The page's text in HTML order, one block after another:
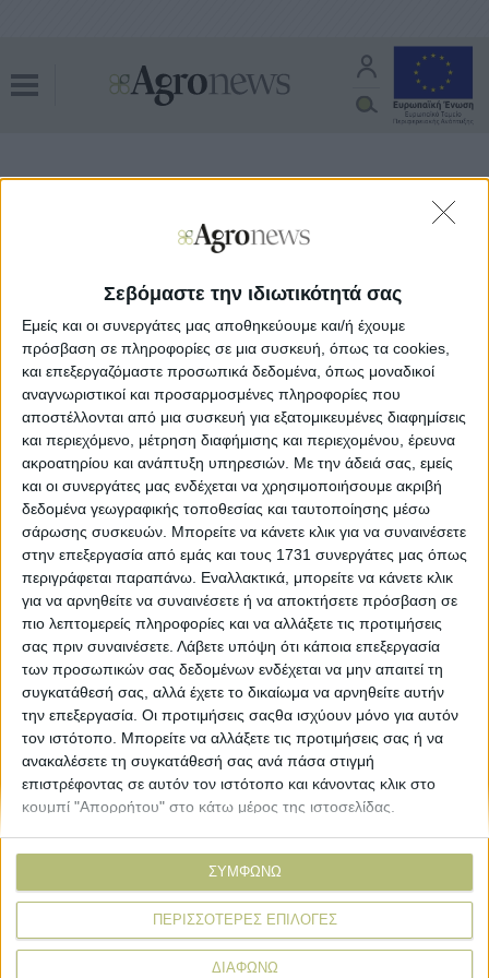
Σεβόμαστε την ιδιωτικότητά σας
Εμείς και οι συνεργάτες μας αποθηκεύουμε και/ή έχουμε
πρόσβαση σε πληροφορίες σε μια συσκευή, όπως τα cookies,
και επεξεργαζόμαστε προσωπικά δεδομένα, όπως μοναδικοί
αναγνωριστικοί και προσαρμοσμένες πληροφορίες που
αποστέλλονται από μια συσκευή για εξατομικευμένες διαφημίσεις
και περιεχόμενο, μέτρηση διαφήμισης και περιεχομένου, έρευνα
ακροατηρίου και ανάπτυξη υπηρεσιών. Με την άδειά σας, εμείς
και οι συνεργάτες μας ενδέχεται να χρησιμοποιήσουμε ακριβή
δεδομένα γεωγραφικής τοποθεσίας και ταυτοποίησης μέσω
σάρωσης συσκευών. Μπορείτε να κάνετε κλικ για να συναινέσετε
στην επεξεργασία από εμάς και τους 1731 συνεργάτες μας όπως
περιγράφεται παραπάνω. Εναλλακτικά, μπορείτε να κάνετε κλικ
για να αρνηθείτε να συναινέσετε ή να αποκτήσετε πρόσβαση σε
πιο λεπτομερείς πληροφορίες και να αλλάξετε τις προτιμήσεις
σας πριν συναινέσετε. Λάβετε υπόψη ότι κάποια επεξεργασία
των προσωπικών σας δεδομένων ενδέχεται να μην απαιτεί τη
συγκατάθεσή σας, αλλά έχετε το δικαίωμα να αρνηθείτε αυτήν
την επεξεργασία. Οι προτιμήσεις σαςθα ισχύουν μόνο για αυτόν
τον ιστότοπο. Μπορείτε να αλλάξετε τις προτιμήσεις σας ή να
ανακαλέσετε τη συγκατάθεσή σας ανά πάσα στιγμή
επιστρέφοντας σε αυτόν τον ιστότοπο και κάνοντας κλικ στο
κουμπί "Απορρήτου" στο κάτω μέρος της ιστοσελίδας.
ΠΕΡΙΣΣΟΤΕΡΕΣ ΕΠΙΛΟΓΕΣ
ΔΙΑΦΩΝΩ
ΣΥΜΦΩΝΩ
τιμές ουρίας
Εμπορεύματα
ουρία πάνω από τα 1.000 δολάρια ο
ΒΙΒΛΙΟΘΗΚΗ
e-
mail
Explore
Εμπορεύματα
Τεχνολογία
Προιόντα
Special Reports
About
Εταιρική ταυτότητα
Ιστορική αναδρομή
Agrenda Ηλεκτρονικά
Δελτία Τύπου
Συνεντεύξεις
More
Συνδρομές
Αγγελίες